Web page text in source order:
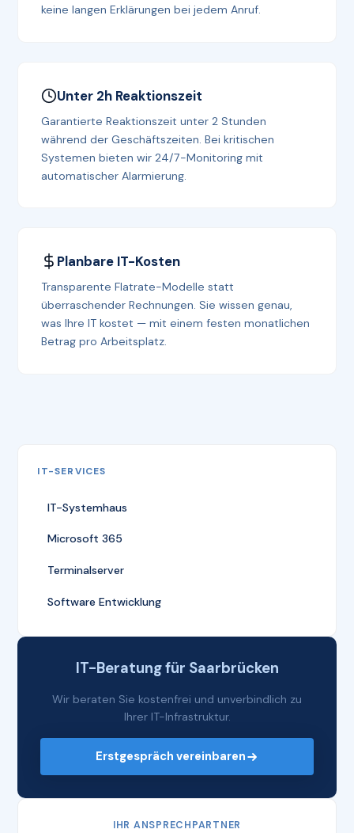
keine langen Erklärungen bei jedem Anruf.
Unter 2h Reaktionszeit
Garantierte Reaktionszeit unter 2 Stunden
während der Geschäftszeiten. Bei kritischen
Systemen bieten wir 24/7-Monitoring mit
automatischer Alarmierung.
Planbare IT-Kosten
Transparente Flatrate-Modelle statt
überraschender Rechnungen. Sie wissen genau,
was Ihre IT kostet — mit einem festen monatlichen
Betrag pro Arbeitsplatz.
IT-SERVICES
IT-Systemhaus
Microsoft 365
Terminalserver
Software Entwicklung
IT-Beratung für Saarbrücken
Wir beraten Sie kostenfrei und unverbindlich zu
Ihrer IT-Infrastruktur.
Erstgespräch vereinbaren
IHR ANSPRECHPARTNER